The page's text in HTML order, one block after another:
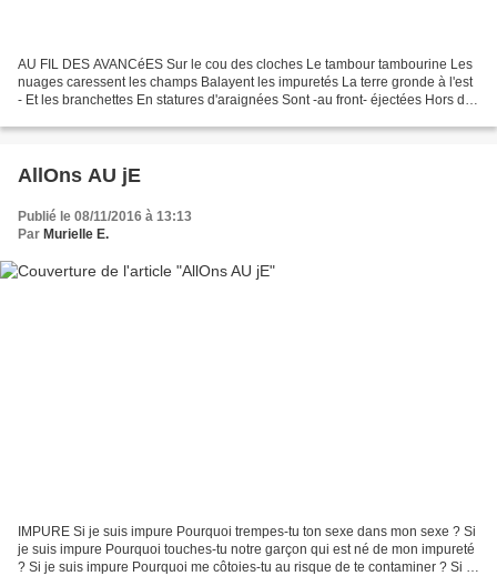
AU FIL DES AVANCéES Sur le cou des cloches Le tambour tambourine Les
nuages caressent les champs Balayent les impuretés La terre gronde à l'est
- Et les branchettes En statures d'araignées Sont -au front- éjectées Hors des
AllOns AU jE
Publié le 08/11/2016 à 13:13
Par Murielle E.
IMPURE Si je suis impure Pourquoi trempes-tu ton sexe dans mon sexe ? Si
je suis impure Pourquoi touches-tu notre garçon qui est né de mon impureté
? Si je suis impure Pourquoi me côtoies-tu au risque de te contaminer ? Si je